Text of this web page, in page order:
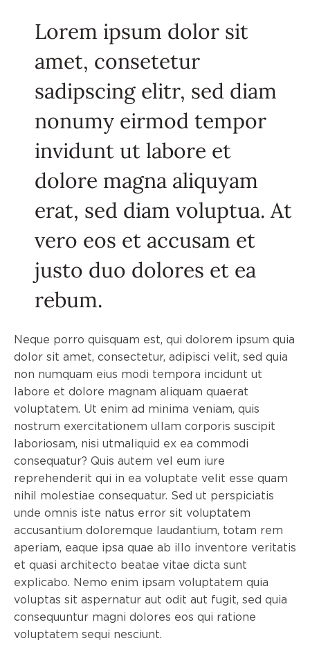
Lorem ipsum dolor sit
amet, consetetur
sadipscing elitr, sed diam
nonumy eirmod tempor
invidunt ut labore et
dolore magna aliquyam
erat, sed diam voluptua. At
vero eos et accusam et
justo duo dolores et ea
rebum.
Neque porro quisquam est, qui dolorem ipsum quia
dolor sit amet, consectetur, adipisci velit, sed quia
non numquam eius modi tempora incidunt ut
labore et dolore magnam aliquam quaerat
voluptatem. Ut enim ad minima veniam, quis
nostrum exercitationem ullam corporis suscipit
laboriosam, nisi utmaliquid ex ea commodi
consequatur? Quis autem vel eum iure
reprehenderit qui in ea voluptate velit esse quam
nihil molestiae consequatur. Sed ut perspiciatis
unde omnis iste natus error sit voluptatem
accusantium doloremque laudantium, totam rem
aperiam, eaque ipsa quae ab illo inventore veritatis
et quasi architecto beatae vitae dicta sunt
explicabo. Nemo enim ipsam voluptatem quia
voluptas sit aspernatur aut odit aut fugit, sed quia
consequuntur magni dolores eos qui ratione
voluptatem sequi nesciunt.